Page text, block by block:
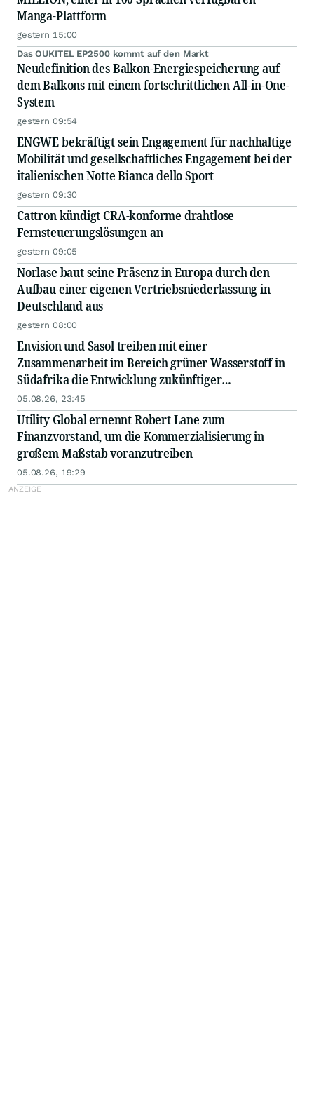
Manga-Plattform
gestern 15:00
Das OUKITEL EP2500 kommt auf den Markt
Neudefinition des Balkon-Energiespeicherung auf
dem Balkons mit einem fortschrittlichen All-in-One-
System
gestern 09:54
ENGWE bekräftigt sein Engagement für nachhaltige
Mobilität und gesellschaftliches Engagement bei der
italienischen Notte Bianca dello Sport
gestern 09:30
Cattron kündigt CRA-konforme drahtlose
Fernsteuerungslösungen an
gestern 09:05
Norlase baut seine Präsenz in Europa durch den
Aufbau einer eigenen Vertriebsniederlassung in
Deutschland aus
gestern 08:00
Envision und Sasol treiben mit einer
Zusammenarbeit im Bereich grüner Wasserstoff in
Südafrika die Entwicklung zukünftiger
Energiesysteme voran
05.08.26, 23:45
Utility Global ernennt Robert Lane zum
Finanzvorstand, um die Kommerzialisierung in
großem Maßstab voranzutreiben
05.08.26, 19:29